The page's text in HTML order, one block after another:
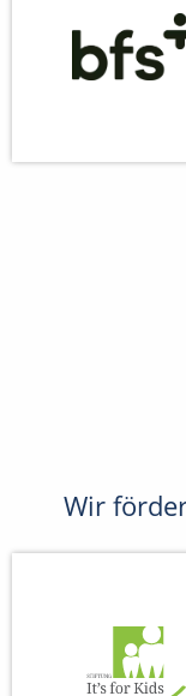
Wir